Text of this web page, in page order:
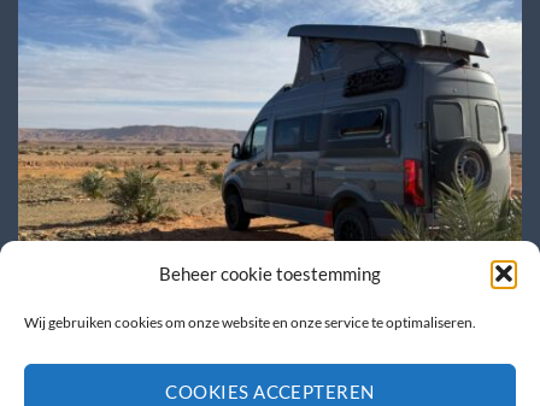
Beheer cookie toestemming
Wij gebruiken cookies om onze website en onze service te optimaliseren.
COOKIES ACCEPTEREN
Caravana beurs + Ut & Thús